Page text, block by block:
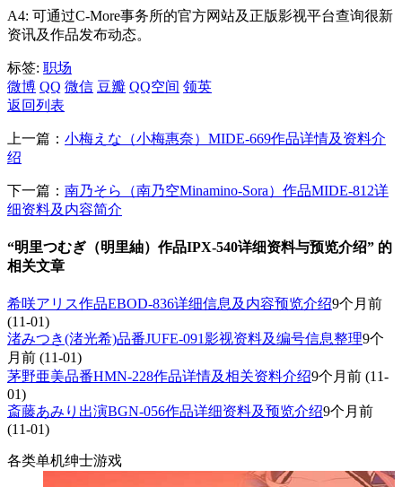
A4: 可通过C-More事务所的官方网站及正版影视平台查询很新
资讯及作品发布动态。
标签: 职场
微博 QQ 微信 豆瓣 QQ空间 领英
返回列表
上一篇： 小梅えな（小梅惠奈）MIDE-669作品详情及资料介
绍
下一篇： 南乃そら（南乃空Minamino-Sora）作品MIDE-812详
细资料及内容简介
“明里つむぎ（明里紬）作品IPX-540详细资料与预览介绍” 的
相关文章
希咲アリス作品EBOD-836详细信息及内容预览介绍9个月前
(11-01)
渚みつき(渚光希)品番JUFE-091影视资料及编号信息整理9个
月前 (11-01)
茅野亜美品番HMN-228作品详情及相关资料介绍9个月前 (11-
01)
斎藤あみり出演BGN-056作品详细资料及预览介绍9个月前
(11-01)
各类单机绅士游戏